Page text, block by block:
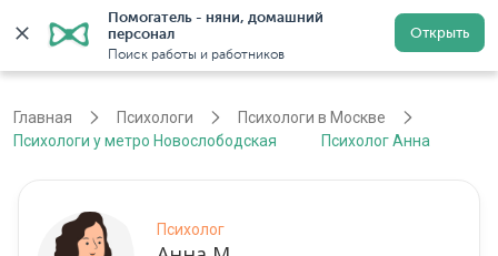
Помогатель - няни, домашний
персонал
Поиск работы и работников
Открыть
Регистрация
Главная Психологи
Психологи в Москве
Психологи у метро Новослободская
Психолог Анна
Психолог